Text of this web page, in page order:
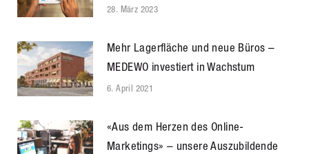
28. März 2023
Mehr Lagerfläche und neue Büros –
MEDEWO investiert in Wachstum
6. April 2021
«Aus dem Herzen des Online-
Marketings» – unsere Auszubildende